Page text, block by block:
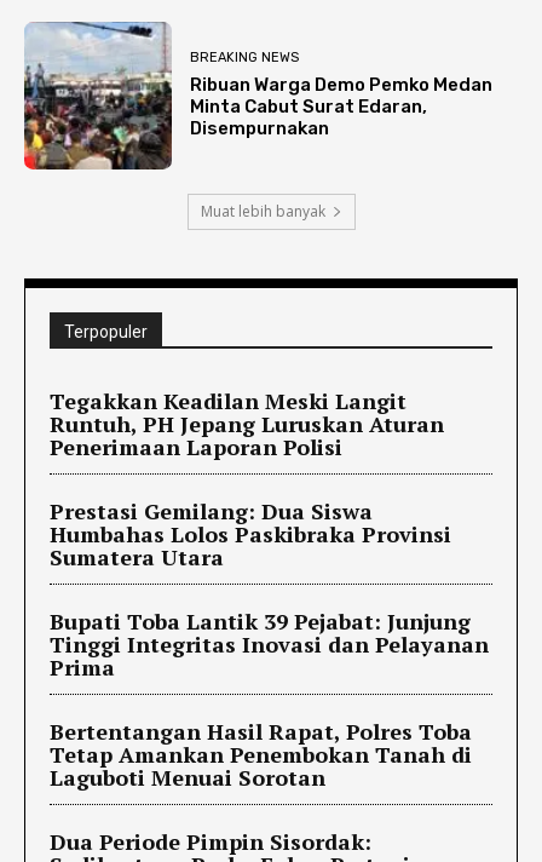
BREAKING NEWS
Ribuan Warga Demo Pemko Medan
Minta Cabut Surat Edaran,
Disempurnakan
Muat lebih banyak
Terpopuler
Tegakkan Keadilan Meski Langit
Runtuh, PH Jepang Luruskan Aturan
Penerimaan Laporan Polisi
Prestasi Gemilang: Dua Siswa
Humbahas Lolos Paskibraka Provinsi
Sumatera Utara
Bupati Toba Lantik 39 Pejabat: Junjung
Tinggi Integritas Inovasi dan Pelayanan
Prima
Bertentangan Hasil Rapat, Polres Toba
Tetap Amankan Penembokan Tanah di
Laguboti Menuai Sorotan
Dua Periode Pimpin Sisordak: